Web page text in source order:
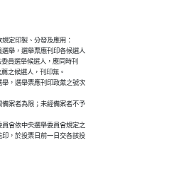
定印製、分發及應用：
舉，選舉票應刊印各候選人
委員選舉候選人，應同時刊
薦之候選人，刊印無。
，選舉票應刊印政黨之號次
案者為限；未經備案者不予
會依中央選舉委員會規定之
，於投票日前一日交各該投